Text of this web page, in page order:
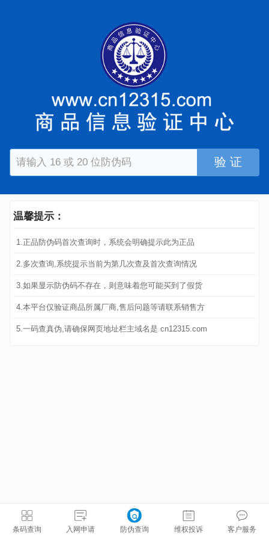
验 证
温馨提示：
1.正品防伪码首次查询时，系统会明确提示此为正品
2.多次查询,系统提示当前为第几次查及首次查询情况
3.如果显示防伪码不存在，则意味着您可能买到了假货
4.本平台仅验证商品所属厂商,售后问题等请联系销售方
5.一码查真伪,请确保网页地址栏主域名是 cn12315.com
条码查询 入网申请 防伪查询 维权投诉 客户服务